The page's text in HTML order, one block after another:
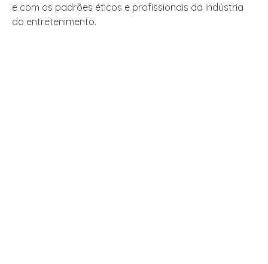
e com os padrões éticos e profissionais da indústria
do entretenimento.